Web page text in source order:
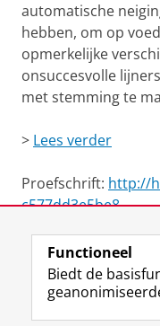
automatische
hebben, om op
opmerkelijke
onsuccesvolle
met stemming te
> Lees verder
Proefschrift: http://
c577dd3e5be8
View this page in:
Functioneel
Biedt de